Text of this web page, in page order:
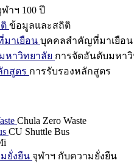
ฬาฯ 100 ปี
ข้อมูลและสถิติ
าเยือน บุคคลสำคัญที่มาเยือน
หาวิทยาลัย การจัดอันดับมหา
กสูตร การรับรองหลักสูตร
Chula Zero Waste
CU Shuttle Bus
ยั่งยืน จุฬาฯ กับความยั่งยืน